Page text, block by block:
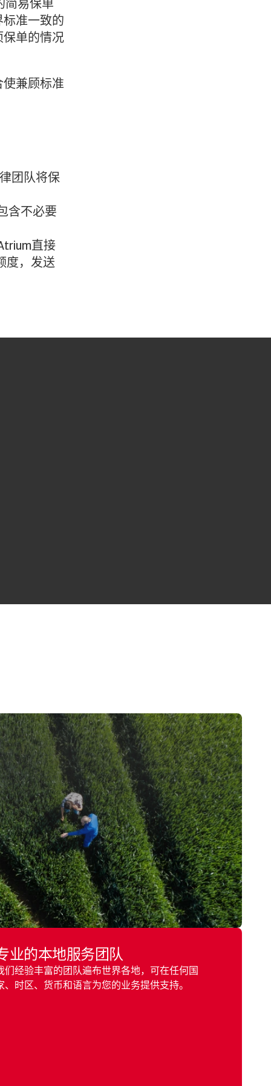
简易保单
准一致的
保单的情况
兼顾标准
团队将保
含不必要
直接
度，发送
业的本地服务团队
们经验丰富的团队遍布世界各地，可在任何国
、时区、货币和语言为您的业务提供支持。